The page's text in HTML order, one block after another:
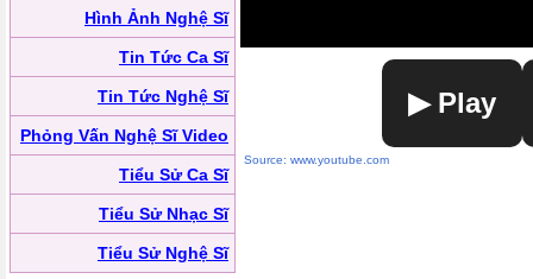
Hình Ảnh Nghệ Sĩ
Tin Tức Ca Sĩ
Tin Tức Nghệ Sĩ
Phỏng Vấn Nghệ Sĩ Video
Tiểu Sử Ca Sĩ
Tiểu Sử Nhạc Sĩ
Tiểu Sử Nghệ Sĩ
▶ Play
Source: www.youtube.com